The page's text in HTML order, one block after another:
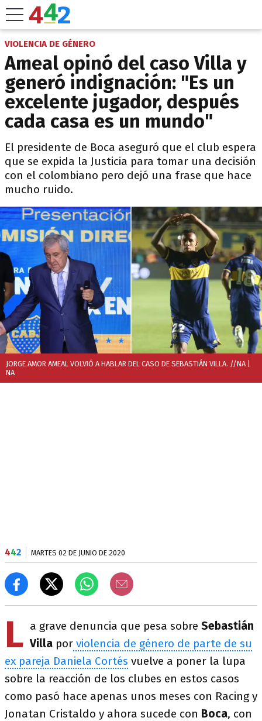
VIOLENCIA DE GÉNERO
Ameal opinó del caso Villa y
generó indignación: "Es un
excelente jugador, después
cada casa es un mundo"
El presidente de Boca aseguró que el club espera
que se expida la Justicia para tomar una decisión
con el colombiano pero dejó una frase que hace
mucho ruido.
JORGE AMOR AMEAL VOLVIÓ A HABLAR DEL CASO DE SEBASTIÁN VILLA. //NA
NA
442 MARTES 02 DE JUNIO DE 2020
L a grave denuncia que pesa sobre Sebastián
Villa por violencia de género de parte de su
ex pareja Daniela Cortés vuelve a poner la lupa
sobre la reacción de los clubes en estos casos
como pasó hace apenas unos meses con Racing y
Jonatan Cristaldo y ahora sucede con Boca, con